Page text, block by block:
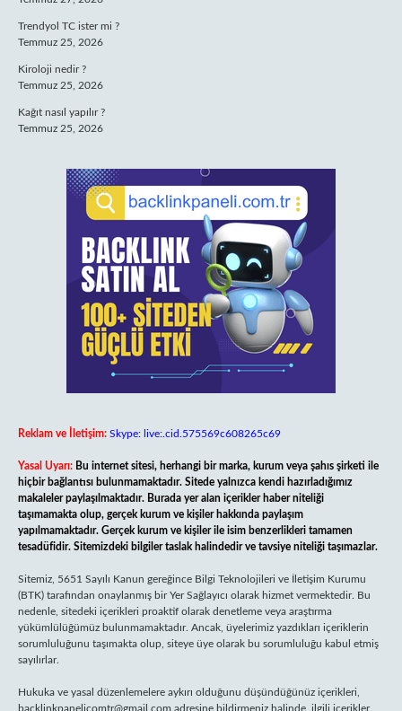
Trendyol TC ister mi ?
Temmuz 25, 2026
Kiroloji nedir ?
Temmuz 25, 2026
Kağıt nasıl yapılır ?
Temmuz 25, 2026
Reklam ve İletişim: Skype: live:.cid.575569c608265c69
Yasal Uyarı: Bu internet sitesi, herhangi bir marka, kurum veya şahıs şirketi ile
hiçbir bağlantısı bulunmamaktadır. Sitede yalnızca kendi hazırladığımız
makaleler paylaşılmaktadır. Burada yer alan içerikler haber niteliği
taşımamakta olup, gerçek kurum ve kişiler hakkında paylaşım
yapılmamaktadır. Gerçek kurum ve kişiler ile isim benzerlikleri tamamen
tesadüfidir. Sitemizdeki bilgiler taslak halindedir ve tavsiye niteliği taşımazlar.
Sitemiz, 5651 Sayılı Kanun gereğince Bilgi Teknolojileri ve İletişim Kurumu
(BTK) tarafından onaylanmış bir Yer Sağlayıcı olarak hizmet vermektedir. Bu
nedenle, sitedeki içerikleri proaktif olarak denetleme veya araştırma
yükümlülüğümüz bulunmamaktadır. Ancak, üyelerimiz yazdıkları içeriklerin
sorumluluğunu taşımakta olup, siteye üye olarak bu sorumluluğu kabul etmiş
sayılırlar.
Hukuka ve yasal düzenlemelere aykırı olduğunu düşündüğünüz içerikleri,
backlinkpanelicomtr@gmail.com adresine bildirmeniz halinde, ilgili içerikler